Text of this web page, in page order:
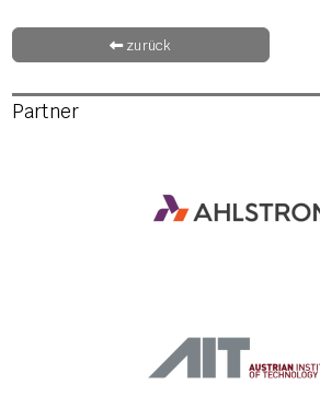
zurück
Partner